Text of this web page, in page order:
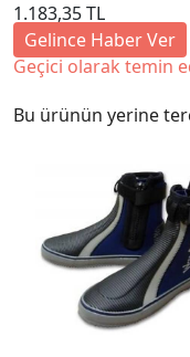
1.183,35 TL
Gelince Haber Ver
Geçici olarak temin
Bu ürünün yerine